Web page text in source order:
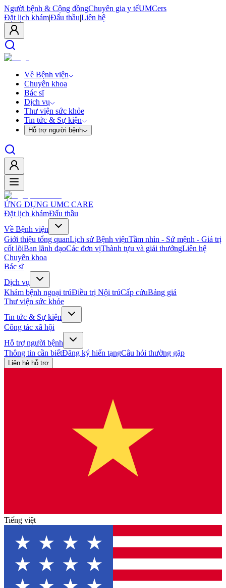
Người bệnh & Cộng đồngChuyên gia y tếUMCers
Đặt lịch khám|Đấu thầu|Liên hệ
Về Bệnh viện
Chuyên khoa
Bác sĩ
Dịch vụ
Thư viện sức khỏe
Tin tức & Sự kiện
Hỗ trợ người bệnh
ỨNG DỤNG UMC CARE
Đặt lịch khámĐấu thầu
Về Bệnh viện
Giới thiệu tổng quanLịch sử Bệnh việnTầm nhìn - Sứ mệnh - Giá trị
cốt lõiBan lãnh đạoCác đơn vịThành tựu và giải thưởngLiên hệ
Chuyên khoa
Bác sĩ
Dịch vụ
Khám bệnh ngoại trúĐiều trị Nội trúCấp cứuBảng giá
Thư viện sức khỏe
Tin tức & Sự kiện
Công tác xã hội
Hỗ trợ người bệnh
Thông tin cần biếtĐăng ký hiến tạngCâu hỏi thường gặp
Liên hệ hỗ trợ
Tiếng việt